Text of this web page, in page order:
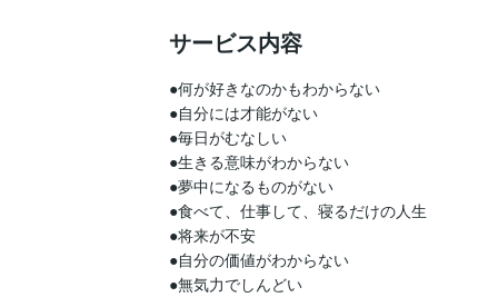
サービス内容
●何が好きなのかもわからない
●自分には才能がない
●毎日がむなしい
●生きる意味がわからない
●夢中になるものがない
●食べて、仕事して、寝るだけの人生
●将来が不安
●自分の価値がわからない
●無気力でしんどい